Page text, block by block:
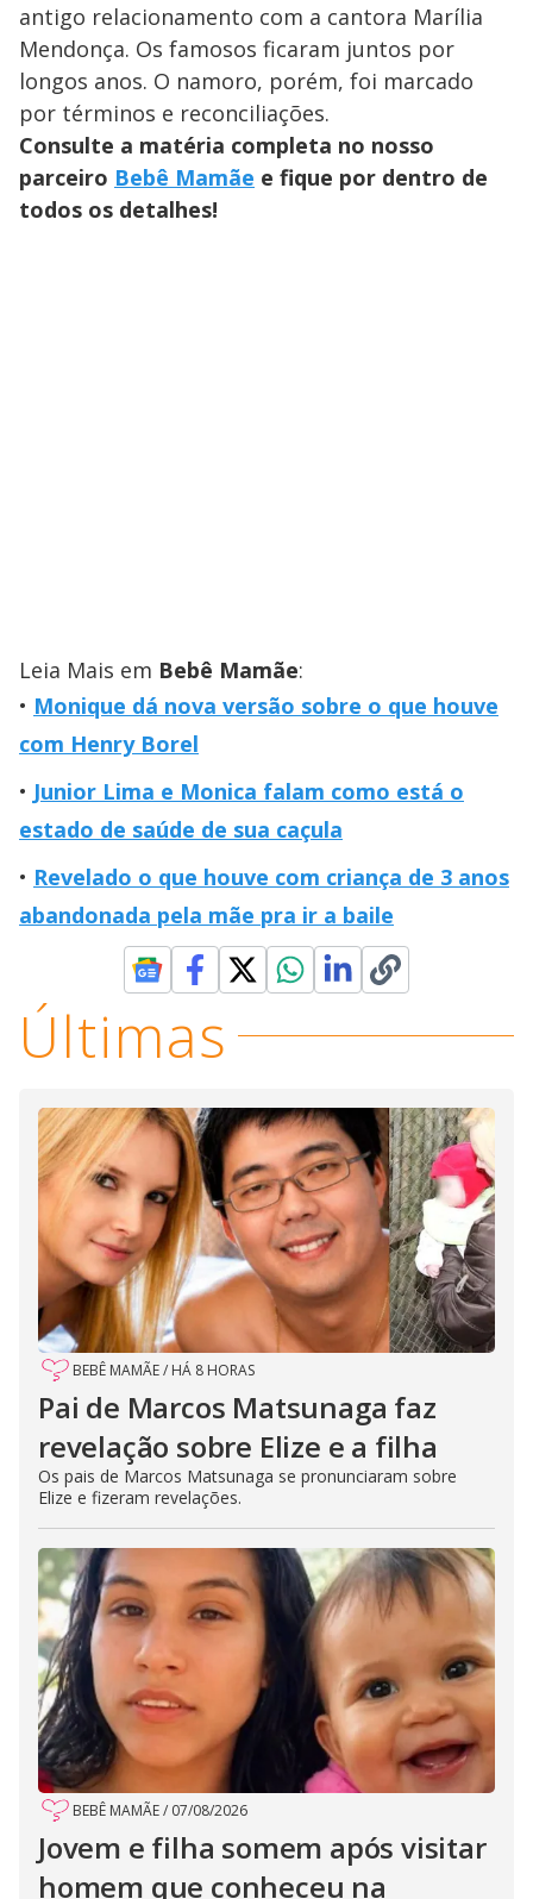
antigo relacionamento com a cantora Marília
Mendonça. Os famosos ficaram juntos por
longos anos. O namoro, porém, foi marcado
por términos e reconciliações.
Consulte a matéria completa no nosso
parceiro Bebê Mamãe e fique por dentro de
todos os detalhes!
Leia Mais em Bebê Mamãe:
Monique dá nova versão sobre o que houve
com Henry Borel
Junior Lima e Monica falam como está o
estado de saúde de sua caçula
Revelado o que houve com criança de 3 anos
abandonada pela mãe pra ir a baile
Últimas
BEBÊ MAMÃE/ HÁ 8 HORAS
Pai de Marcos Matsunaga faz
revelação sobre Elize e a filha
Os pais de Marcos Matsunaga se pronunciaram sobre
Elize e fizeram revelações.
BEBÊ MAMÃE/ 07/08/2026
Jovem e filha somem após visitar
homem que conheceu na